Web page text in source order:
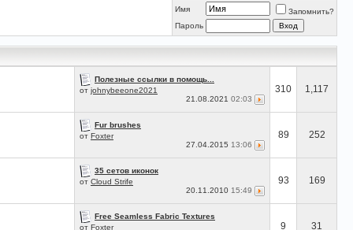
Имя
Запомнить?
Пароль
Полезные ссылки в помощь...
от johnybeeone2021
21.08.2021 02:03
310 1,117
Fur brushes
от Foxter
27.04.2015 13:06
89 252
35 сетов иконок
от Cloud Strife
20.11.2010 15:49
93 169
Free Seamless Fabric Textures
от Foxter
9 31